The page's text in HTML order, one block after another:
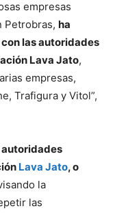
empresas
Petrobras, ha
las autoridades
Lava Jato,
empresas,
Trafigura y Vitol”,
autoridades
Lava Jato, o
la
las